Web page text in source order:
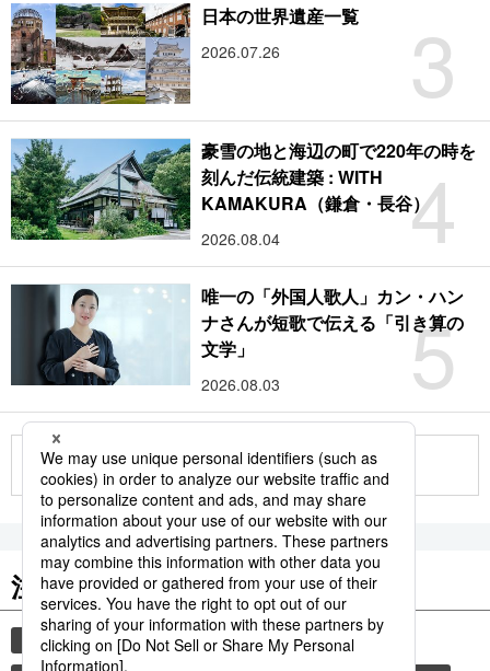
3
日本の世界遺産一覧
2026.07.26
4
豪雪の地と海辺の町で220年の時を
刻んだ伝統建築 : WITH
KAMAKURA（鎌倉・長谷）
2026.08.04
5
唯一の「外国人歌人」カン・ハン
ナさんが短歌で伝える「引き算の
文学」
2026.08.03
もっと見る
注目のキーワード
共同通信ニュース 時事通信ニュース
観光